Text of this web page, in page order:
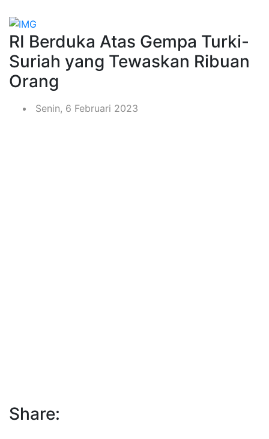
RI Berduka Atas Gempa Turki-
Suriah yang Tewaskan Ribuan
Orang
Senin, 6 Februari 2023
Share: